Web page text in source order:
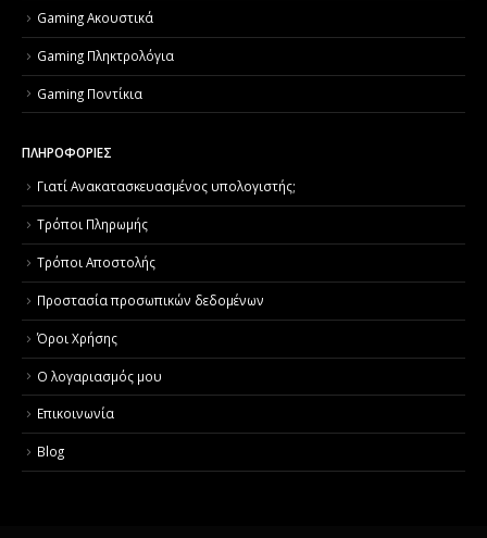
Gaming Ακουστικά
Gaming Πληκτρολόγια
Gaming Ποντίκια
ΠΛΗΡΟΦΟΡΙΕΣ
Γιατί Aνακατασκευασμένος υπολογιστής;
Τρόποι Πληρωμής
Τρόποι Αποστολής
Προστασία προσωπικών δεδομένων
Όροι Χρήσης
Ο λογαριασμός μου
Επικοινωνία
Blog